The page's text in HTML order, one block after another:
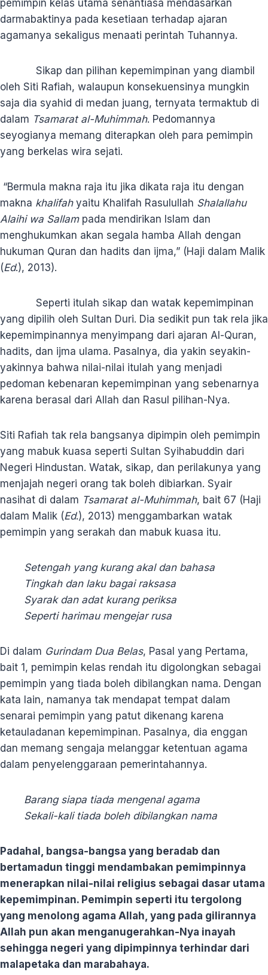
pemimpin kelas utama senantiasa mendasarkan
darmabaktinya pada kesetiaan terhadap ajaran
agamanya sekaligus menaati perintah Tuhannya.
Sikap dan pilihan kepemimpinan yang diambil
oleh Siti Rafiah, walaupun konsekuensinya mungkin
saja dia syahid di medan juang, ternyata termaktub di
dalam Tsamarat al-Muhimmah. Pedomannya
seyogianya memang diterapkan oleh para pemimpin
yang berkelas wira sejati.
“Bermula makna raja itu jika dikata raja itu dengan
makna khalifahyaitu Khalifah Rasulullah Shalallahu
Alaihi wa Sallampada mendirikan Islam dan
menghukumkan akan segala hamba Allah dengan
hukuman Quran dan hadits dan ijma,” (Haji dalam Malik
(Ed.), 2013).
Seperti itulah sikap dan watak kepemimpinan
yang dipilih oleh Sultan Duri. Dia sedikit pun tak rela jika
kepemimpinannya menyimpang dari ajaran Al-Quran,
hadits, dan ijma ulama. Pasalnya, dia yakin seyakin-
yakinnya bahwa nilai-nilai itulah yang menjadi
pedoman kebenaran kepemimpinan yang sebenarnya
karena berasal dari Allah dan Rasul pilihan-Nya.
Siti Rafiah tak rela bangsanya dipimpin oleh pemimpin
yang mabuk kuasa seperti Sultan Syihabuddin dari
Negeri Hindustan. Watak, sikap, dan perilakunya yang
menjajah negeri orang tak boleh dibiarkan. Syair
nasihat di dalam Tsamarat al-Muhimmah, bait 67 (Haji
dalam Malik (Ed.), 2013) menggambarkan watak
pemimpin yang serakah dan mabuk kuasa itu.
Setengah yang kurang akal dan bahasa
Tingkah dan laku bagai raksasa
Syarak dan adat kurang periksa
Seperti harimau mengejar rusa
Di dalam Gurindam Dua Belas, Pasal yang Pertama,
bait 1, pemimpin kelas rendah itu digolongkan sebagai
pemimpin yang tiada boleh dibilangkan nama. Dengan
kata lain, namanya tak mendapat tempat dalam
senarai pemimpin yang patut dikenang karena
ketauladanan kepemimpinan. Pasalnya, dia enggan
dan memang sengaja melanggar ketentuan agama
dalam penyelenggaraan pemerintahannya.
Barang siapa tiada mengenal agama
Sekali-kali tiada boleh dibilangkan nama
Padahal, bangsa-bangsa yang beradab dan
bertamadun tinggi mendambakan pemimpinnya
menerapkan nilai-nilai religius sebagai dasar utama
kepemimpinan. Pemimpin seperti itu tergolong
yang menolong agama Allah, yang pada gilirannya
Allah pun akan menganugerahkan-Nya inayah
sehingga negeri yang dipimpinnya terhindar dari
malapetaka dan marabahaya.